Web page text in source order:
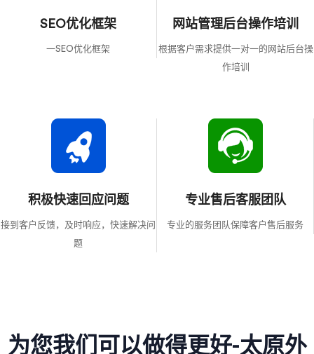
SEO优化框架
一SEO优化框架
网站管理后台操作培训
根据客户需求提供一对一的网站后台操
作培训
积极快速回应问题
接到客户反馈，及时响应，快速解决问
题
专业售后客服团队
专业的服务团队保障客户售后服务
为您我们可以做得更好-太原外